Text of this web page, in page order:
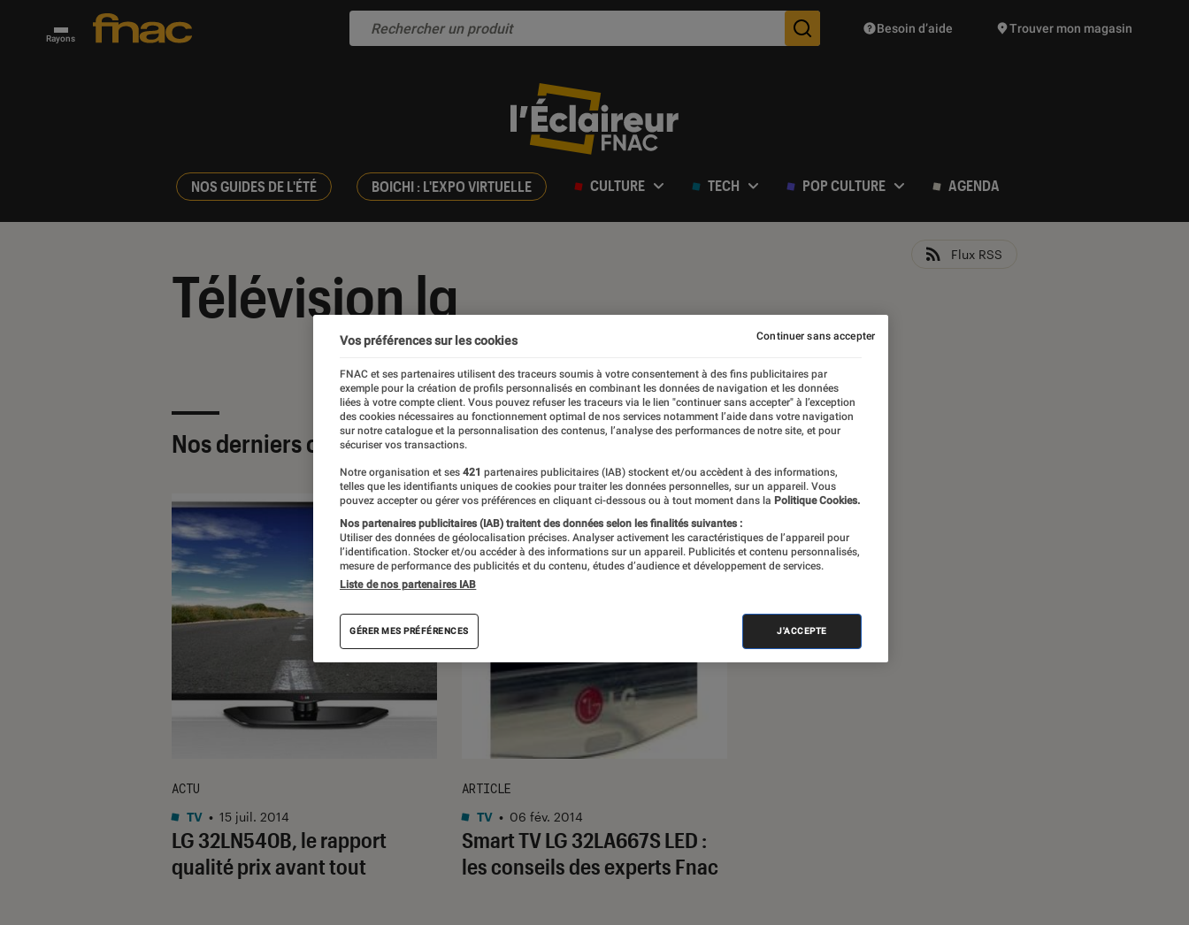
Rayons Des suggestions de produits vont vous être proposées
Besoin d’aide Trouver mon magasin
NOS GUIDES DE L'ÉTÉ BOICHI : L'EXPO VIRTUELLE CULTURE TECH POP CULTURE AGENDA
Télévision lg
Flux RSS
Nos derniers contenus
LG 32LN540B, le rapport
qualité prix avant tout
ACTU
TV • 15 juil. 2014
Smart TV LG 32LA667S LED :
les conseils des experts Fnac
ARTICLE
TV • 06 fév. 2014
Vos préférences sur les cookies
FNAC et ses partenaires utilisent des traceurs soumis à votre consentement à des fins publicitaires par
exemple pour la création de profils personnalisés en combinant les données de navigation et les données
liées à votre compte client. Vous pouvez refuser les traceurs via le lien "continuer sans accepter" à l’exception
des cookies nécessaires au fonctionnement optimal de nos services notamment l’aide dans votre navigation
sur notre catalogue et la personnalisation des contenus, l’analyse des performances de notre site, et pour
sécuriser vos transactions.
Notre organisation et ses 421 partenaires publicitaires (IAB) stockent et/ou accèdent à des informations,
telles que les identifiants uniques de cookies pour traiter les données personnelles, sur un appareil. Vous
pouvez accepter ou gérer vos préférences en cliquant ci-dessous ou à tout moment dans la Politique Cookies.
Nos partenaires publicitaires (IAB) traitent des données selon les finalités suivantes :
Utiliser des données de géolocalisation précises. Analyser activement les caractéristiques de l’appareil pour
l’identification. Stocker et/ou accéder à des informations sur un appareil. Publicités et contenu personnalisés,
mesure de performance des publicités et du contenu, études d’audience et développement de services.
Liste de nos partenaires IAB
GÉRER MES PRÉFÉRENCES J'ACCEPTE
Continuer sans accepter